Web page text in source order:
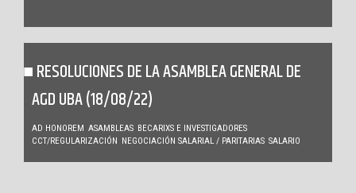
RESOLUCIONES DE LA ASAMBLEA GENERAL DE
AGD UBA (18/08/22)
AD HONOREM ASAMBLEAS BECARIXS E INVESTIGADORES
CCT/REGULARIZACIÓN
NEGOCIACIÓN SALARIAL / PARITARIAS SALARIO